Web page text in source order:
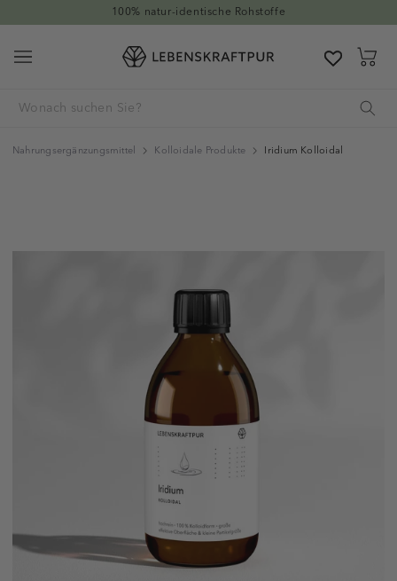
100% natur-identische Rohstoffe
Nahrungsergänzungsmittel Kolloidale Produkte Iridium Kolloidal